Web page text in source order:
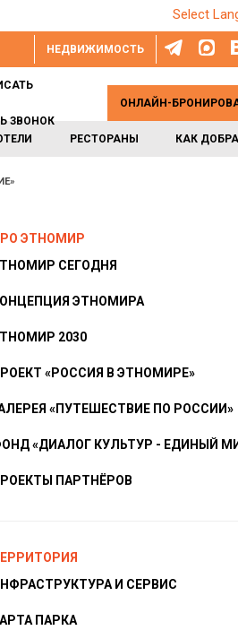
Select
НЕДВИЖИМОСТЬ
РЕСТОРАНЫ КАК
ЗВОНОК
ОНЛАЙН-
ЭТНОМИР
СЕГОДНЯ
ЭТНОМИРА
2030
«РОССИЯ В ЭТНОМИРЕ»
«ПУТЕШЕСТВИЕ ПО РОССИИ»
«ДИАЛОГ КУЛЬТУР - ЕДИНЫЙ
ПАРТНЁРОВ
И СЕРВИС
ПАРКА